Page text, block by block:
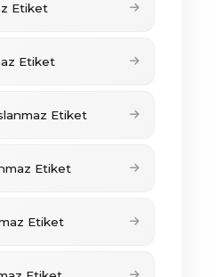
Etiket
Etiket
Etiket
Etiket
Etiket